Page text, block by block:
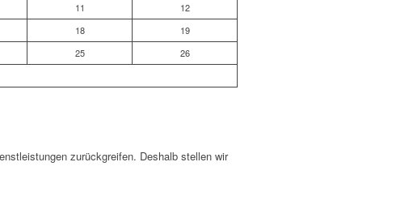
11
12
18
19
25
26
zurückgreifen. Deshalb stellen wir